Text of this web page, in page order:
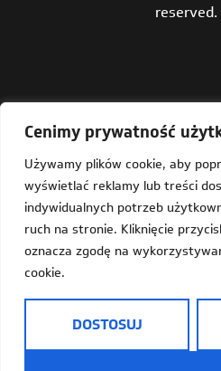
Cenimy prywatność
Używamy plików cookie, aby
wyświetlać reklamy lub treści
indywidualnych potrzeb
ruch na stronie. Kliknięcie
oznacza zgodę na
cookie.
DOSTOSUJ
reserved.
Deklaracja dostępności
Mapa strony
Dostępność
Informacja o Plus Jeden w